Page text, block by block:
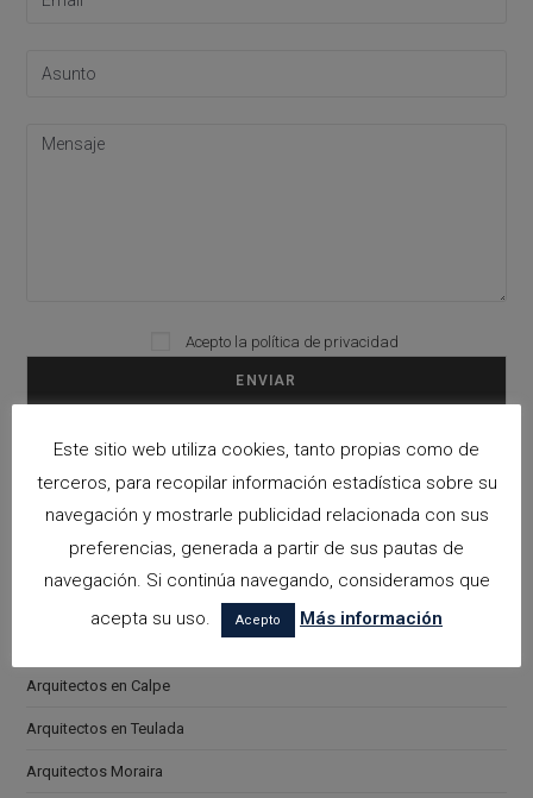
Please leave this field empty.
Acepto la política de privacidad
Categorías
arquitectora espacios biofilicos
Arquitectos en Alicante
Arquitectos en Calpe
Arquitectos en Teulada
Arquitectos Moraira
Este sitio web utiliza cookies, tanto propias como de
terceros, para recopilar información estadística sobre su
navegación y mostrarle publicidad relacionada con sus
preferencias, generada a partir de sus pautas de
navegación. Si continúa navegando, consideramos que
acepta su uso.
Acepto Más información